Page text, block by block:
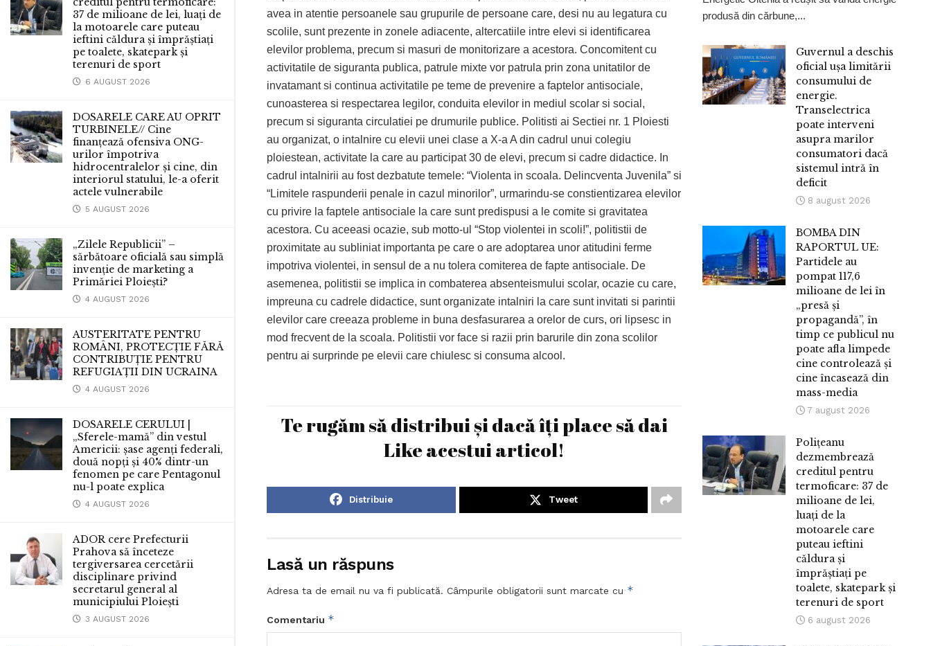
37 de milioane de lei, luați de
la motoarele care puteau
ieftini căldura și împrăștiați
pe toalete, skatepark și
terenuri de sport
6 AUGUST 2026
DOSARELE CARE AU OPRIT
TURBINELE// Cine
finanțează ofensiva ONG-
urilor împotriva
hidrocentralelor și cine, din
interiorul statului, le-a oferit
actele vulnerabile
5 AUGUST 2026
„Zilele Republicii” –
sărbătoare oficială sau simplă
invenție de marketing a
Primăriei Ploiești?
4 AUGUST 2026
AUSTERITATE PENTRU
ROMÂNI, PROTECȚIE FĂRĂ
CONTRIBUȚIE PENTRU
REFUGIAȚII DIN UCRAINA
4 AUGUST 2026
DOSARELE CERULUI |
„Sferele-mamă” din vestul
Americii: șase agenți federali,
două nopți și 40% dintr-un
fenomen pe care Pentagonul
nu-l poate explica
4 AUGUST 2026
ADOR cere Prefecturii
Prahova să înceteze
tergiversarea cercetării
disciplinare privind
secretarul general al
municipiului Ploiești
3 AUGUST 2026
avea in atentie persoanele sau grupurile de persoane care, desi nu au legatura cu
scolile, sunt prezente in zonele adiacente, altercatiile intre elevi si identificarea
elevilor problema, precum si masuri de monitorizare a acestora. Concomitent cu
activitatile de siguranta publica, patrule mixte vor patrula prin zona unitatilor de
invatamant si continua activitatile pe teme de prevenire a faptelor antisociale,
cunoasterea si respectarea legilor, conduita elevilor in mediul scolar si social,
precum si siguranta circulatiei pe drumurile publice. Politisti ai Sectiei nr. 1 Ploiesti
au organizat, o intalnire cu elevii unei clase a X-a A din cadrul unui colegiu
ploiestean, activitate la care au participat 30 de elevi, precum si cadre didactice. In
cadrul intalnirii au fost dezbatute temele: “Violenta in scoala. Delincventa Juvenila” si
“Limitele raspunderii penale in cazul minorilor”, urmarindu-se constientizarea elevilor
cu privire la faptele antisociale la care sunt predispusi a le comite si gravitatea
acestora. Cu aceeasi ocazie, sub motto-ul “Stop violentei in scoli!”, politistii de
proximitate au subliniat importanta pe care o are adoptarea unor atitudini ferme
impotriva violentei, in sensul de a nu tolera comiterea de fapte antisociale. De
asemenea, politistii se implica in combaterea absenteismului scolar, ocazie cu care,
impreuna cu cadrele didactice, sunt organizate intalniri la care sunt invitati si parintii
elevilor care creeaza probleme in buna desfasurarea a orelor de curs, ori lipsesc in
mod frecvent de la scoala. Politistii vor face si razii prin barurile din zona scolilor
pentru ai surprinde pe elevii care chiulesc si consuma alcool.
Te rugăm să distribui și dacă îți place să dai
Like acestui articol!
Distribuie Tweet
Lasă un răspuns
Adresa ta de email nu va fi publicată. Câmpurile obligatorii sunt marcate cu *
Comentariu *
produsă din cărbune,...
Guvernul a deschis
oficial ușa limitării
consumului de
energie.
Transelectrica
poate interveni
asupra marilor
consumatori dacă
sistemul intră în
deficit
8 august 2026
BOMBA DIN
RAPORTUL UE:
Partidele au
pompat 117,6
milioane de lei în
„presă și
propagandă”, în
timp ce publicul nu
poate afla limpede
cine controlează și
cine încasează din
mass-media
7 august 2026
Polițeanu
dezmembrează
creditul pentru
termoficare: 37 de
milioane de lei,
luați de la
motoarele care
puteau ieftini
căldura și
împrăștiați pe
toalete, skatepark și
terenuri de sport
6 august 2026